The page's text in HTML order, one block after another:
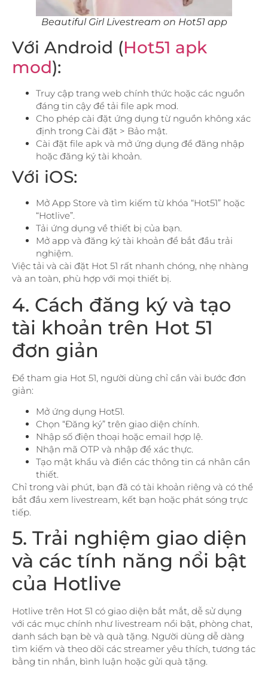
Beautiful Girl Livestream on Hot51 app
Với Android (Hot51 apk
mod):
Truy cập trang web chính thức hoặc các nguồn
đáng tin cậy để tải file apk mod.
Cho phép cài đặt ứng dụng từ nguồn không xác
định trong Cài đặt > Bảo mật.
Cài đặt file apk và mở ứng dụng để đăng nhập
hoặc đăng ký tài khoản.
Với iOS:
Mở App Store và tìm kiếm từ khóa “Hot51” hoặc
“Hotlive”.
Tải ứng dụng về thiết bị của bạn.
Mở app và đăng ký tài khoản để bắt đầu trải
nghiệm.
Việc tải và cài đặt Hot 51 rất nhanh chóng, nhẹ nhàng
và an toàn, phù hợp với mọi thiết bị.
4. Cách đăng ký và tạo
tài khoản trên Hot 51
đơn giản
Để tham gia Hot 51, người dùng chỉ cần vài bước đơn
giản:
Mở ứng dụng Hot51.
Chọn “Đăng ký” trên giao diện chính.
Nhập số điện thoại hoặc email hợp lệ.
Nhận mã OTP và nhập để xác thực.
Tạo mật khẩu và điền các thông tin cá nhân cần
thiết.
Chỉ trong vài phút, bạn đã có tài khoản riêng và có thể
bắt đầu xem livestream, kết bạn hoặc phát sóng trực
tiếp.
5. Trải nghiệm giao diện
và các tính năng nổi bật
của Hotlive
Hotlive trên Hot 51 có giao diện bắt mắt, dễ sử dụng
với các mục chính như livestream nổi bật, phòng chat,
danh sách bạn bè và quà tặng. Người dùng dễ dàng
tìm kiếm và theo dõi các streamer yêu thích, tương tác
bằng tin nhắn, bình luận hoặc gửi quà tặng.